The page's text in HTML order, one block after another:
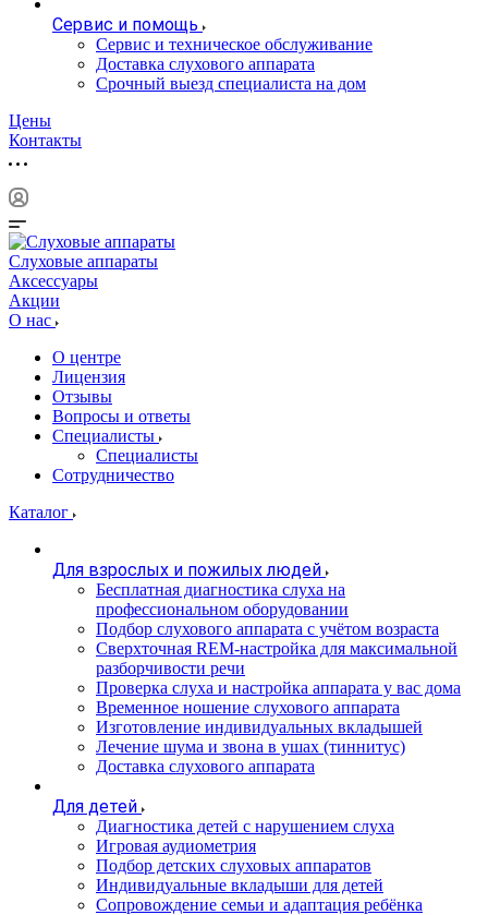
Сервис и помощь
Сервис и техническое обслуживание
Доставка слухового аппарата
Срочный выезд специалиста на дом
Цены
Контакты
Слуховые аппараты
Аксессуары
Акции
О нас
О центре
Лицензия
Отзывы
Вопросы и ответы
Специалисты
Специалисты
Сотрудничество
Каталог
Для взрослых и пожилых людей
Бесплатная диагностика слуха на
профессиональном оборудовании
Подбор слухового аппарата с учётом возраста
Сверхточная REM-настройка для максимальной
разборчивости речи
Проверка слуха и настройка аппарата у вас дома
Временное ношение слухового аппарата
Изготовление индивидуальных вкладышей
Лечение шума и звона в ушах (тиннитус)
Доставка слухового аппарата
Для детей
Диагностика детей с нарушением слуха
Игровая аудиометрия
Подбор детских слуховых аппаратов
Индивидуальные вкладыши для детей
Сопровождение семьи и адаптация ребёнка